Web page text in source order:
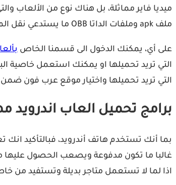
ملف apk وملفات الداتا OBB ما يستدعي نقل الملفات الى مجلد الـ obb على الهاتف قبل فتح اللعبة.
على أي، يمكنك الدخول الى قسمنا الخاص
التي تريد تحميلها او يمكنك استعمل خاصية
التي تريد تحميلها واختيار موقع عرب فون
برامج تحميل العاب اندرويد
غالبا ما تكون مدفوعة ويصعب الحصول عليها
اذا لما لا تستعمل متاجر بديلة وتستفيد من